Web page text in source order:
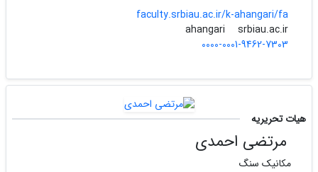
faculty.srbiau.ac.ir/k-ahangari/fa
ahangari
srbiau.ac.ir
0000-0001-9462-7303
هیات تحریریه
مرتضی احمدی
مکانیک سنگ